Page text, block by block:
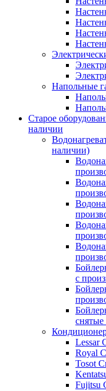
Напольные
Старое
наличии
наличии)
с
снятые
Lessar
Royal
Tosot
Fujitsu